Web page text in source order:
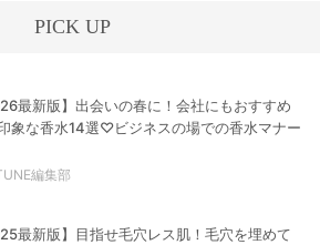
PICK UP
最新版】出会いの春に！会社にもおすすめ
象な香水14選♡ビジネスの場での香水マナー
編集部
最新版】目指せ毛穴レス肌！毛穴を埋めて